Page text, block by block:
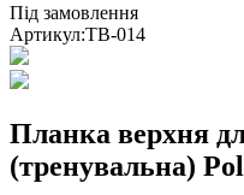
Під замовлення
Артикул:TB-014
Планка верхня
(тренувальна)